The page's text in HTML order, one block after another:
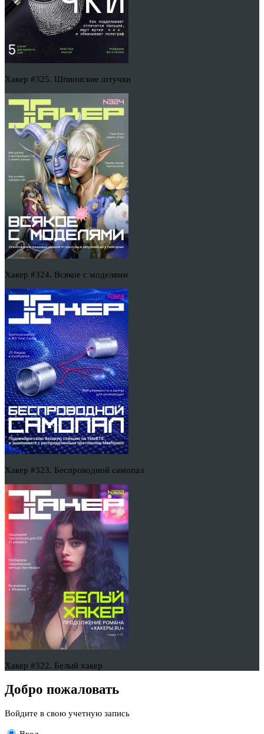
Хакер #325. Шпионские штучки
Хакер #324. Всякое с моделями
Хакер #323. Беспроводной самопал
Хакер #322. Белый хакер
Добро пожаловать
Войдите в свою учетную запись